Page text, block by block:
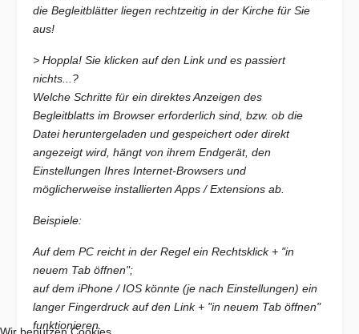
die Begleitblätter liegen rechtzeitig in der Kirche für Sie
aus!
> Hoppla! Sie klicken auf den Link und es passiert
nichts...?
Welche Schritte für ein direktes Anzeigen des
Begleitblatts im Browser erforderlich sind, bzw. ob die
Datei heruntergeladen und gespeichert oder direkt
angezeigt wird, hängt von ihrem Endgerät, den
Einstellungen Ihres Internet-Browsers und
möglicherweise installierten Apps / Extensions ab.
Beispiele:
Auf dem PC reicht in der Regel ein Rechtsklick + "in
neuem Tab öffnen";
auf dem iPhone / IOS könnte (je nach Einstellungen) ein
langer Fingerdruck auf den Link + "in neuem Tab öffnen"
funktionieren.